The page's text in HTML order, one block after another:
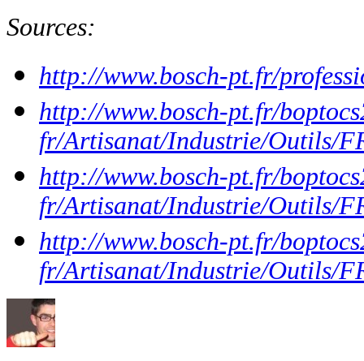
Sources:
http://www.bosch-pt.fr/
http://www.bosch-pt.fr/
fr/Artisanat/Industrie/Outils/
http://www.bosch-pt.fr/
fr/Artisanat/Industrie/Outils/
http://www.bosch-pt.fr/
fr/Artisanat/Industrie/Outils/